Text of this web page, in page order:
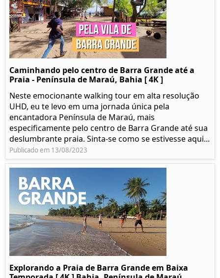
Caminhando pelo centro de Barra Grande até a
Praia - Península de Maraú, Bahia [ 4K ]
Neste emocionante walking tour em alta resolução
UHD, eu te levo em uma jornada única pela
encantadora Península de Maraú, mais
especificamente pelo centro de Barra Grande até sua
deslumbrante praia. Sinta-se como se estivesse aqui...
Publicado em 13/08/2023
Explorando a Praia de Barra Grande em Baixa